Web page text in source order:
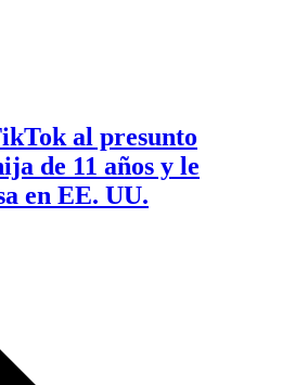
al presunto
de 11 años y le
en EE. UU.